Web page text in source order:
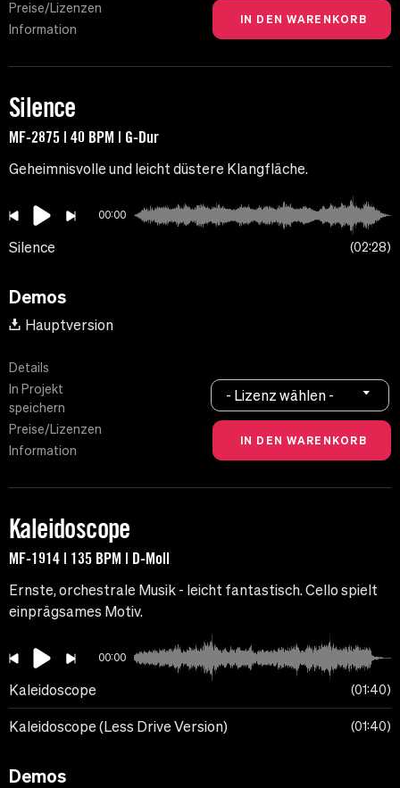
Preise/Lizenzen
Information
Silence
MF-2875 | 40 BPM | G-Dur
Geheimnisvolle und leicht düstere Klangfläche.
00:00
Silence 02:28
Demos
Hauptversion
Details
In Projekt
speichern
Preise/Lizenzen
Information
- Lizenz wählen -
Kaleidoscope
MF-1914 | 135 BPM | D-Moll
Ernste, orchestrale Musik - leicht fantastisch. Cello spielt
einprägsames Motiv.
00:00
Kaleidoscope 01:40
Kaleidoscope (Less Drive Version) 01:40
Demos